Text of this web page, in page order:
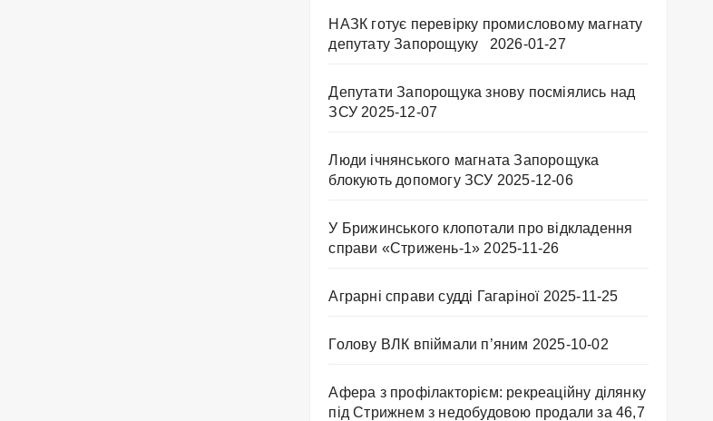
НАЗК готує перевірку промисловому магнату
депутату Запорощуку
2026-01-27
Депутати Запорощука знову посміялись над
ЗСУ 2025-12-07
Люди ічнянського магната Запорощука
блокують допомогу ЗСУ 2025-12-06
У Брижинського клопотали про відкладення
справи «Стрижень-1» 2025-11-26
Аграрні справи судді Гагаріної 2025-11-25
Голову ВЛК впіймали п’яним 2025-10-02
Афера з профілакторієм: рекреаційну ділянку
під Стрижнем з недобудовою продали за 46,7